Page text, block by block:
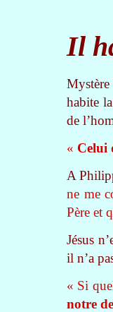
Il
habite
de
« Celui
A
ne me
Père et
Jésus
il n’a
« Si
notre